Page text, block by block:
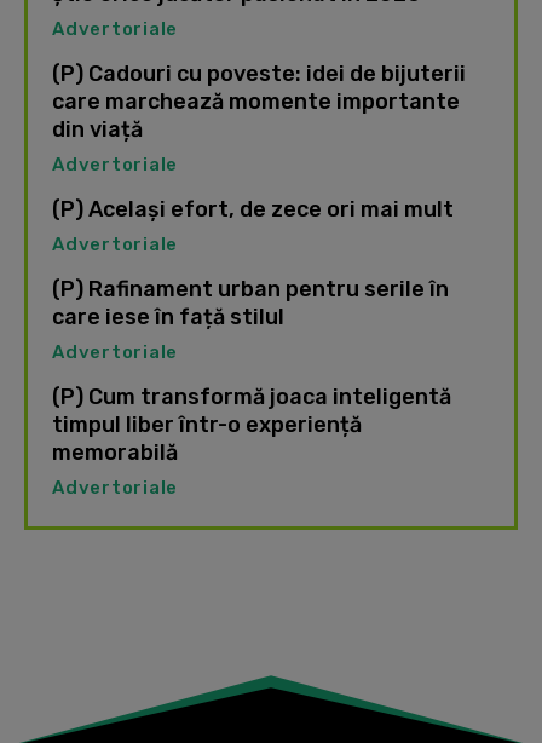
Advertoriale
(P) Cadouri cu poveste: idei de bijuterii
care marchează momente importante
din viață
Advertoriale
(P) Același efort, de zece ori mai mult
Advertoriale
(P) Rafinament urban pentru serile în
care iese în față stilul
Advertoriale
(P) Cum transformă joaca inteligentă
timpul liber într-o experiență
memorabilă
Advertoriale